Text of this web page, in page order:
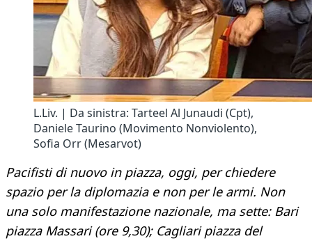
L.Liv. | Da sinistra: Tarteel Al Junaudi (Cpt),
Daniele Taurino (Movimento Nonviolento),
Sofia Orr (Mesarvot)
Pacifisti di nuovo in piazza, oggi, per chiedere
spazio per la diplomazia e non per le armi. Non
una solo manifestazione nazionale, ma sette: Bari
piazza Massari (ore 9,30); Cagliari piazza del